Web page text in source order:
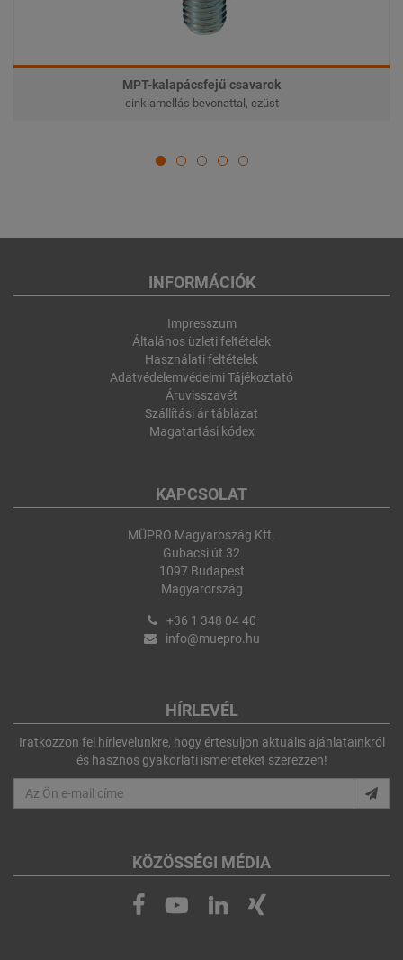
MPT-kalapácsfejű csavarok
cinklamellás bevonattal, ezüst
INFORMÁCIÓK
Impresszum
Általános üzleti feltételek
Használati feltételek
Adatvédelemvédelmi Tájékoztató
Áruvisszavét
Szállítási ár táblázat
Magatartási kódex
KAPCSOLAT
MÜPRO Magyaroszág Kft.
Gubacsi út 32
1097 Budapest
Magyarország
+36 1 348 04 40
info@muepro.hu
HÍRLEVÉL
Iratkozzon fel hírlevelünkre, hogy értesüljön aktuális ajánlatainkról
és hasznos gyakorlati ismereteket szerezzen!
KÖZÖSSÉGI MÉDIA